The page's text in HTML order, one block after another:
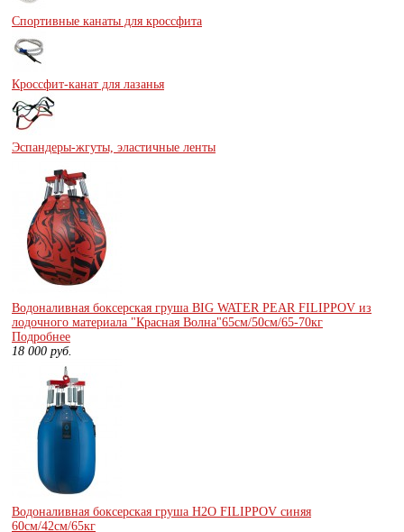
Спортивные канаты для кроссфита
Кроссфит-канат для лазанья
Эспандеры-жгуты, эластичные ленты
Водоналивная боксерская груша BIG WATER PEAR FILIPPOV из
лодочного материала "Красная Волна"65см/50см/65-70кг
Подробнее
18 000 руб.
Водоналивная боксерская груша H2O FILIPPOV синяя
60см/42см/65кг